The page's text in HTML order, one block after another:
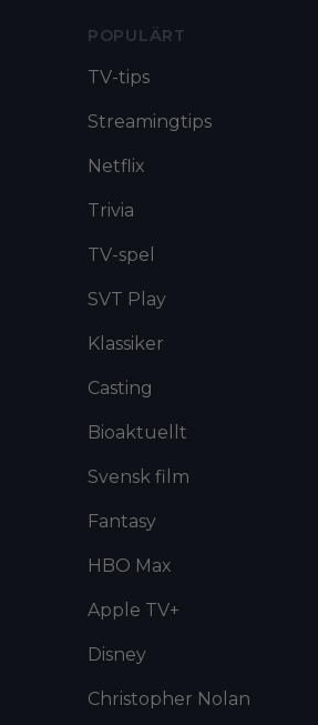
POPULÄRT
TV-tips
Streamingtips
Netflix
Trivia
TV-spel
SVT Play
Klassiker
Casting
Bioaktuellt
Svensk film
Fantasy
HBO Max
Apple TV+
Disney
Christopher Nolan